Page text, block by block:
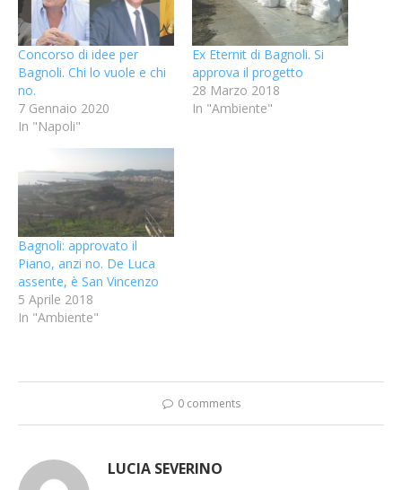
Concorso di idee per
Bagnoli. Chi lo vuole e chi
no.
7 Gennaio 2020
In "Napoli"
Ex Eternit di Bagnoli. Si
approva il progetto
28 Marzo 2018
In "Ambiente"
Bagnoli: approvato il
Piano, anzi no. De Luca
assente, è San Vincenzo
5 Aprile 2018
In "Ambiente"
0 comments
LUCIA SEVERINO